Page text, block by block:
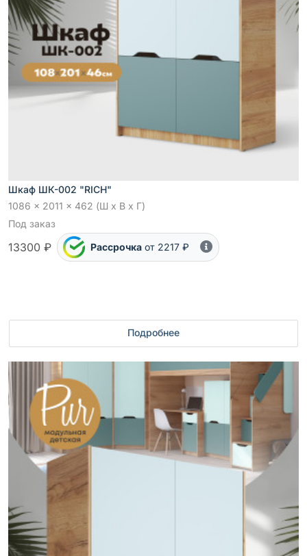
Шкаф ШК-002 "RICH"
1086 x 2011 x 462 (Ш x В x Г)
Под заказ
13300 ₽ Рассрочка от 2217 ₽
Подробнее